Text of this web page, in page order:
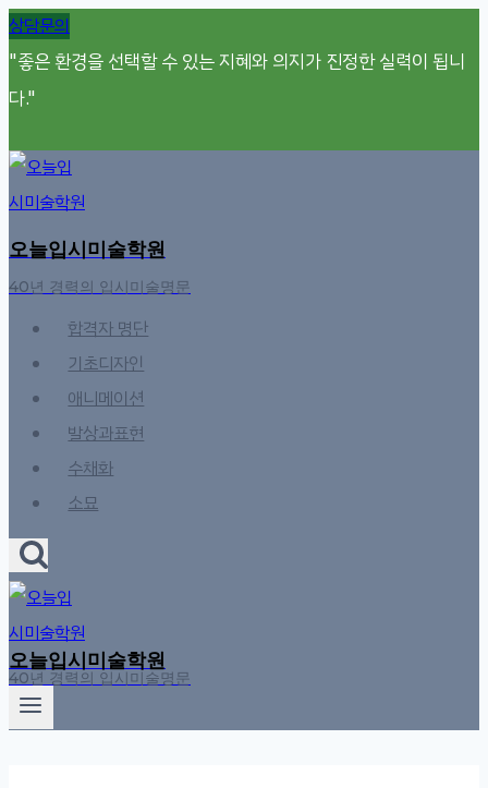
Skip
to
content
상담문의
"좋은 환경을 선택할 수 있는 지혜와 의지가 진정한 실력이 됩니
다."
오늘입시미술학원
40년 경력의 입시미술명문
합격자 명단
기초디자인
애니메이션
발상과표현
수채화
소묘
오늘입시미술학원
40년 경력의 입시미술명문